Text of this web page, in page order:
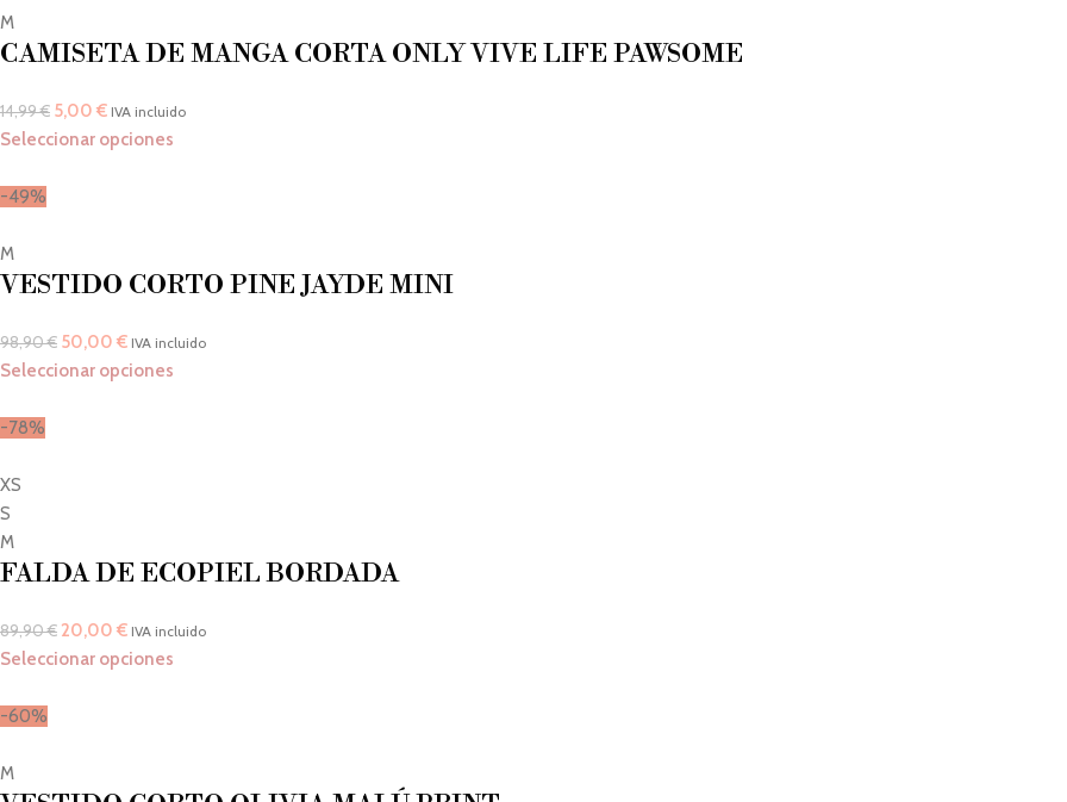
M
CAMISETA DE MANGA CORTA ONLY VIVE LIFE PAWSOME
14,99€ 5,00 € IVA incluido
Seleccionar opciones
-49%
M
VESTIDO CORTO PINE JAYDE MINI
98,90€ 50,00 € IVA incluido
Seleccionar opciones
-78%
XS
S
M
FALDA DE ECOPIEL BORDADA
89,90€ 20,00 € IVA incluido
Seleccionar opciones
-60%
M